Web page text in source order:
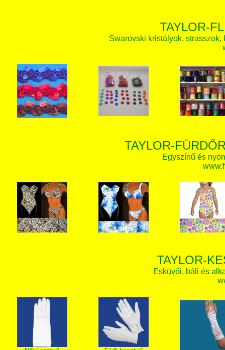
TAYLOR-
Swarovski kristályok,
TAYLOR-
Egyszínű és
TAYLOR-
Esküvői, báli és